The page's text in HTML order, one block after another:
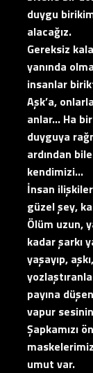
duygu
alacağız.
Gereksiz
yanında
insanlar
Aşk’a,
anlar… Ha
duyguya
ardından
kendimizi…
İnsan
güzel şey,
Ölüm uzun,
kadar şarkı
yaşayıp,
payına
vapur
Şapkamızı
umut var.